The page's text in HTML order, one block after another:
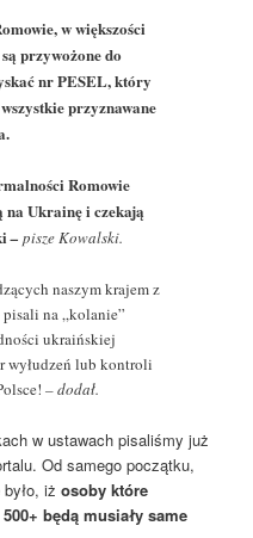
w większości
przywożone do
nr PESEL, który
przyznawane
Romowie
na Ukrainę i czekają
– pisze Kowalski.
naszym krajem z
na „kolanie”
ukraińskiej
wyłudzeń lub kontroli
– dodał.
w ustawach pisaliśmy już
Od samego początku,
było, iżosoby które
będą musiały same